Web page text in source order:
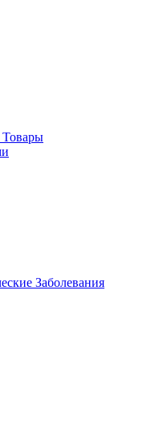
Товары
Заболевания